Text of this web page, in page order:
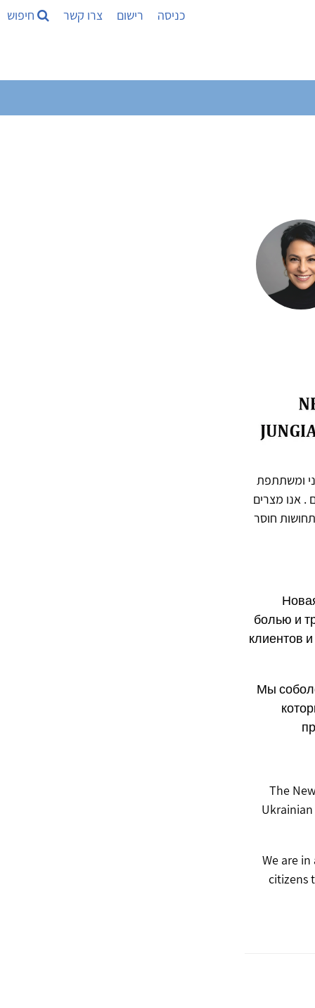
כניסה רישום צרו קשר חיפוש
ומשתתפת
. אנו מצרים
חוסר
болью и
клиентов
Мы
The
We are
citizens